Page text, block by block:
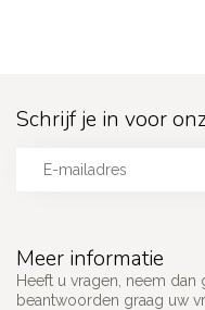
Meer informatie
Heeft u vragen, neem
beantwoorden graag uw
Schrijf je in voor